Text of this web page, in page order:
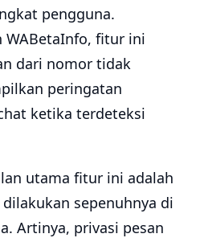
pengguna.
WABetaInfo, fitur ini
dari nomor tidak
peringatan
ketika terdeteksi
utama fitur ini adalah
sepenuhnya di
Artinya, privasi pesan